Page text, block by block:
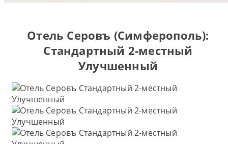
Отель Серовъ (Симферополь):
Стандартный 2-местный
Улучшенный